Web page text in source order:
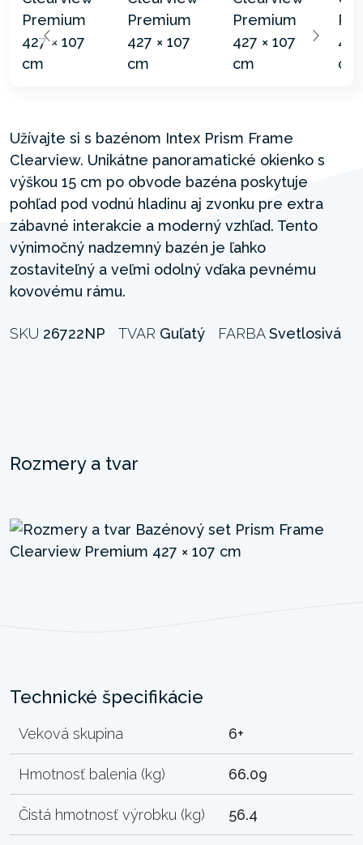
Užívajte si s bazénom Intex Prism Frame
Clearview. Unikátne panoramatické okienko s
výškou 15 cm po obvode bazéna poskytuje
pohľad pod vodnú hladinu aj zvonku pre extra
zábavné interakcie a moderný vzhľad. Tento
výnimočný nadzemný bazén je ľahko
zostaviteľný a veľmi odolný vďaka pevnému
kovovému rámu.
SKU 26722NP TVAR Guľatý FARBASvetlosivá
Rozmery a tvar
Technické špecifikácie
Veková skupina 6+
Hmotnosť balenia (kg) 66.09
Čistá hmotnosť výrobku (kg) 56.4